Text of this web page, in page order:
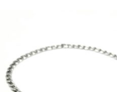
worden op de
meerdere variaties.